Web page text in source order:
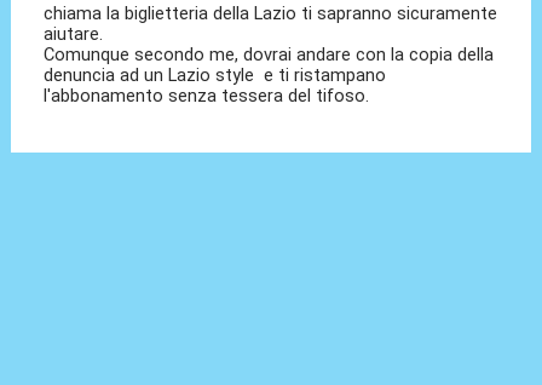
chiama la biglietteria della Lazio ti sapranno sicuramente
aiutare.
Comunque secondo me, dovrai andare con la copia della
denuncia ad un Lazio style e ti ristampano
l'abbonamento senza tessera del tifoso.